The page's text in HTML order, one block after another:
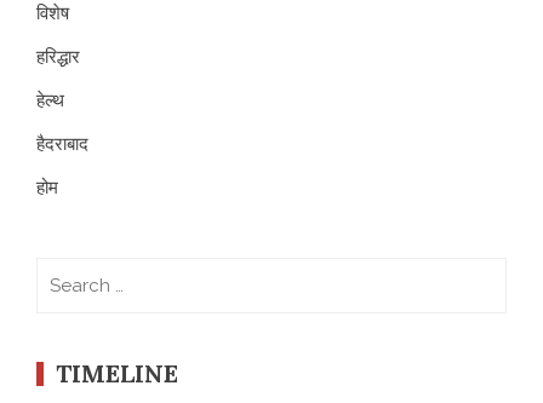
विशेष
हरिद्धार
हेल्थ
हैदराबाद
होम
TIMELINE